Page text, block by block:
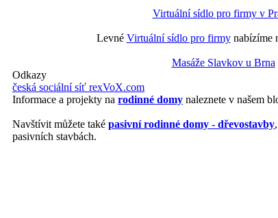
Virtuální sídlo pro firmy v
Levné Virtuální sídlo pro firmynabízíme
Masáže Slavkov u Brna
Odkazy
česká sociální síť rexVoX.com
Informace a projekty na rodinné domy naleznete v našem
Navštívit můžete také pasivní rodinné domy - dřevostavby
pasivních stavbách.